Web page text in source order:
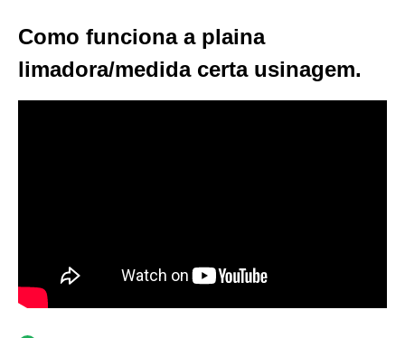
Como funciona a plaina
limadora/medida certa usinagem.